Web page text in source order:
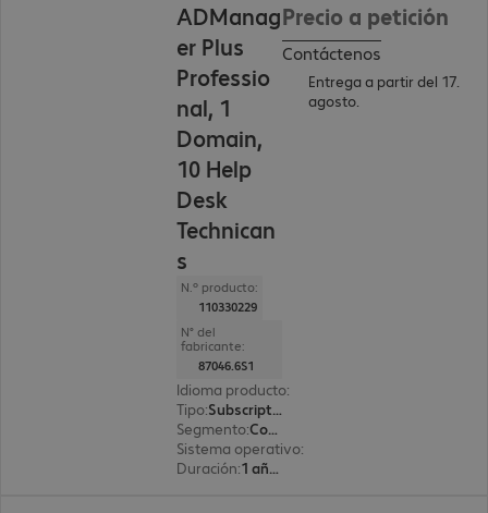
ADManag
er Plus
Professio
nal, 1
Domain,
10 Help
Desk
Technican
s
N.º producto:
110330229
N° del
fabricante:
87046.6S1
Idioma producto:
Tipo:
Subscription
Segmento:
Corporate
Sistema operativo:
Duración: 1 año(s)
Precio a petición
Contáctenos
Entrega a partir del 17.
agosto.